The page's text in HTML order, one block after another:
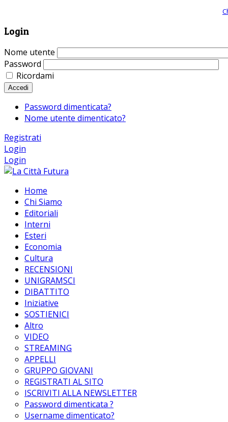
Login
Nome utente
Password
Ricordami
Accedi
Password dimenticata?
Nome utente dimenticato?
Registrati
Login
Login
Home
Chi Siamo
Editoriali
Interni
Esteri
Economia
Cultura
RECENSIONI
UNIGRAMSCI
DIBATTITO
Iniziative
SOSTIENICI
Altro
VIDEO
STREAMING
APPELLI
GRUPPO GIOVANI
REGISTRATI AL SITO
ISCRIVITI ALLA NEWSLETTER
Password dimenticata ?
Username dimenticato?